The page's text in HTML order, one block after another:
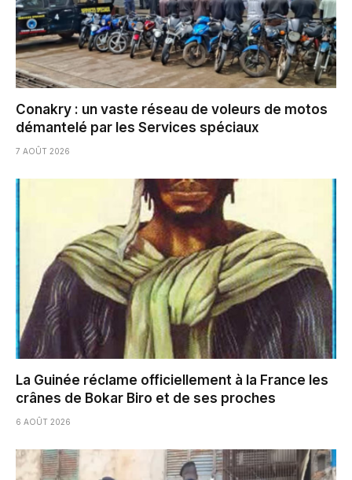
Conakry : un vaste réseau de voleurs de motos
démantelé par les Services spéciaux
7 AOÛT 2026
La Guinée réclame officiellement à la France les
crânes de Bokar Biro et de ses proches
6 AOÛT 2026